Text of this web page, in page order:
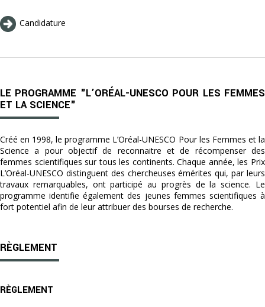
Candidature
LE PROGRAMME "L’ORÉAL-UNESCO POUR LES FEMMES
ET LA SCIENCE"
Créé en 1998, le programme L’Oréal-UNESCO Pour les Femmes et la
Science a pour objectif de reconnaitre et de récompenser des
femmes scientifiques sur tous les continents. Chaque année, les Prix
L’Oréal-UNESCO distinguent des chercheuses émérites qui, par leurs
travaux remarquables, ont participé au progrès de la science. Le
programme identifie également des jeunes femmes scientifiques à
fort potentiel afin de leur attribuer des bourses de recherche.
RÈGLEMENT
RÈGLEMENT